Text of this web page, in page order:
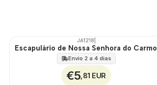
JA1218
Escapulário de Nossa Senhora do Carmo
Envio 2 a 4 dias
€5 ,81 EUR